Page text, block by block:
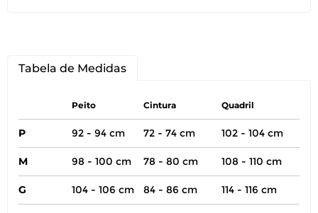
Tabela de Medidas
Peito Cintura Quadril
P 92 - 94 cm 72 - 74 cm 102 - 104 cm
M 98 - 100 cm 78 - 80 cm 108 - 110 cm
G 104 - 106 cm 84 - 86 cm 114 - 116 cm